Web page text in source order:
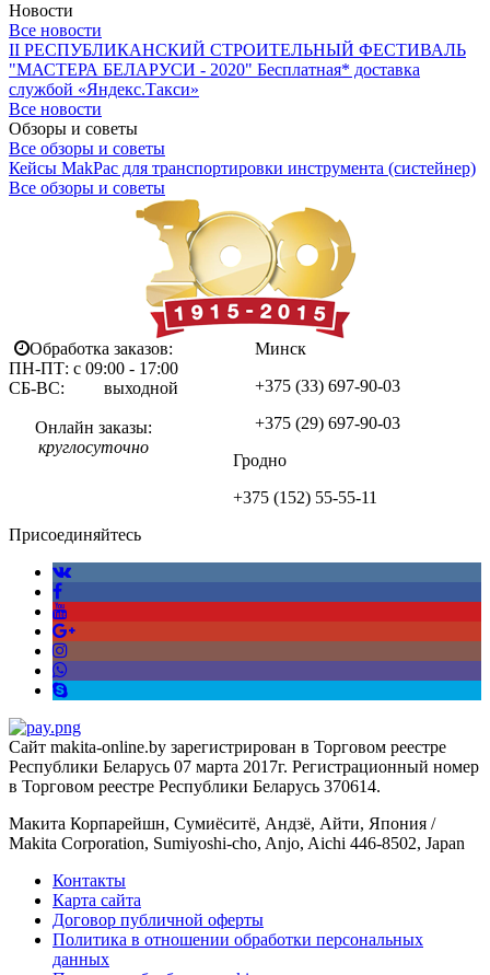
Новости
Все новости
II РЕСПУБЛИКАНСКИЙ СТРОИТЕЛЬНЫЙ ФЕСТИВАЛЬ
"МАСТЕРА БЕЛАРУСИ - 2020" Бесплатная* доставка
службой «Яндекс.Такси»
Все новости
Обзоры и советы
Все обзоры и советы
Кейсы MakPac для транспортировки инструмента (систейнер)
Все обзоры и советы
Обработка заказов:
ПН-ПТ: с 09:00 - 17:00
СБ-ВС: выходной
Онлайн заказы:
круглосуточно
Минск
+375 (33) 697-90-03
+375 (29) 697-90-03
Гродно
+375 (152) 55-55-11
Присоединяйтесь
Сайт makita-online.by зарегистрирован в Торговом реестре
Республики Беларусь 07 марта 2017г. Регистрационный номер
в Торговом реестре Республики Беларусь 370614.
Макита Корпарейшн, Сумиёситё, Андзё, Айти, Япония /
Makita Corporation, Sumiyoshi-cho, Anjo, Aichi 446-8502, Japan
Контакты
Карта сайта
Договор публичной оферты
Политика в отношении обработки персональных
данных